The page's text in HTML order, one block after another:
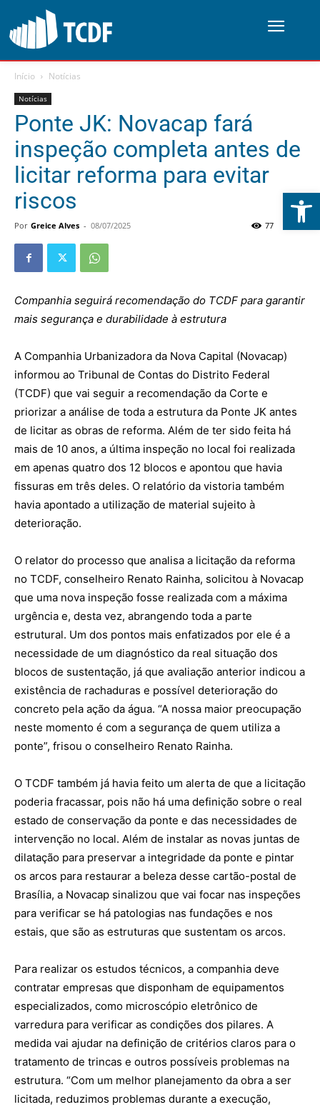
Abrir
Início Notícias
Notícias
Ponte JK: Novacap fará
inspeção completa antes de
licitar reforma para evitar
riscos
Por Greice Alves - 08/07/2025 0
77
Companhia seguirá recomendação do TCDF para garantir
mais segurança e durabilidade à estrutura
A Companhia Urbanizadora da Nova Capital (Novacap)
informou ao Tribunal de Contas do Distrito Federal
(TCDF) que vai seguir a recomendação da Corte e
priorizar a análise de toda a estrutura da Ponte JK antes
de licitar as obras de reforma. Além de ter sido feita há
mais de 10 anos, a última inspeção no local foi realizada
em apenas quatro dos 12 blocos e apontou que havia
fissuras em três deles. O relatório da vistoria também
havia apontado a utilização de material sujeito à
deterioração.
O relator do processo que analisa a licitação da reforma
no TCDF, conselheiro Renato Rainha, solicitou à Novacap
que uma nova inspeção fosse realizada com a máxima
urgência e, desta vez, abrangendo toda a parte
estrutural. Um dos pontos mais enfatizados por ele é a
necessidade de um diagnóstico da real situação dos
blocos de sustentação, já que avaliação anterior indicou a
existência de rachaduras e possível deterioração do
concreto pela ação da água. “A nossa maior preocupação
neste momento é com a segurança de quem utiliza a
ponte”, frisou o conselheiro Renato Rainha.
O TCDF também já havia feito um alerta de que a licitação
poderia fracassar, pois não há uma definição sobre o real
estado de conservação da ponte e das necessidades de
intervenção no local. Além de instalar as novas juntas de
dilatação para preservar a integridade da ponte e pintar
os arcos para restaurar a beleza desse cartão-postal de
Brasília, a Novacap sinalizou que vai focar nas inspeções
para verificar se há patologias nas fundações e nos
estais, que são as estruturas que sustentam os arcos.
Para realizar os estudos técnicos, a companhia deve
contratar empresas que disponham de equipamentos
especializados, como microscópio eletrônico de
varredura para verificar as condições dos pilares. A
medida vai ajudar na definição de critérios claros para o
tratamento de trincas e outros possíveis problemas na
estrutura. “Com um melhor planejamento da obra a ser
licitada, reduzimos problemas durante a execução,